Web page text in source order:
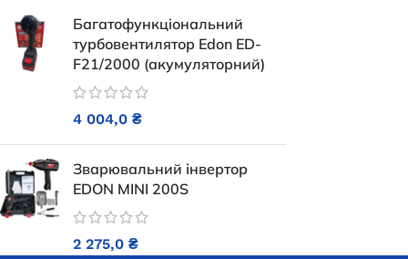
В наявності
30 485,0₴
ДОДАТИ В КОШИК
Багатофункціональний
турбовентилятор Edon ED-
F21/2000 (акумуляторний)
4 004,0 ₴
Зварювальний інвертор
EDON MINI 200S
2 275,0 ₴